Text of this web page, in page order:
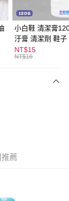
小白鞋 清潔膏
汙膏 清潔劑 鞋子
漬 白皮鞋 鞋油
NT$15
NT$16
薦